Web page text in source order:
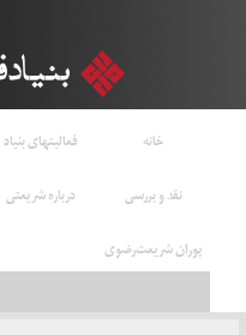
خانه فعالیتهای بنیاد
نقد و بررسی
درباره شریعتی
پوران شریعت‌رضوی